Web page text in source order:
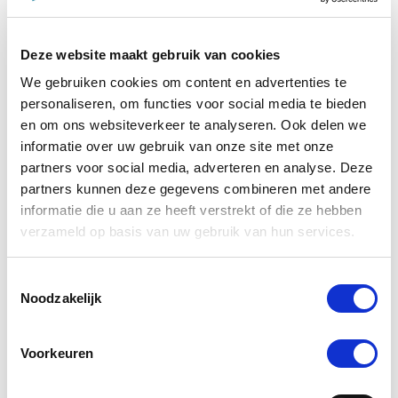
Deze website maakt gebruik van cookies
We gebruiken cookies om content en advertenties te
personaliseren, om functies voor social media te bieden
en om ons websiteverkeer te analyseren. Ook delen we
informatie over uw gebruik van onze site met onze
partners voor social media, adverteren en analyse. Deze
partners kunnen deze gegevens combineren met andere
informatie die u aan ze heeft verstrekt of die ze hebben
verzameld op basis van uw gebruik van hun services.
Noodzakelijk
Voorkeuren
Anderen kochten ook
Effol